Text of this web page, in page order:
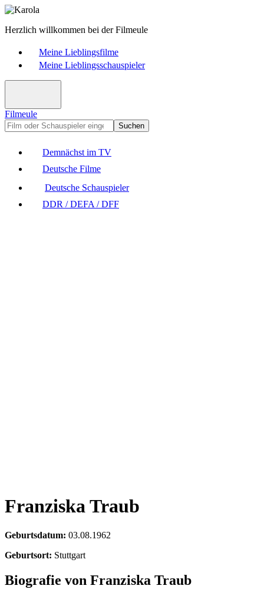
Herzlich willkommen bei der Filmeule
Meine Lieblingsfilme
Meine Lieblingsschauspieler
Filmeule
Suchen
Demnächst im TV
Deutsche Filme
Deutsche Schauspieler
DDR / DEFA / DFF
Franziska Traub
Geburtsdatum: 03.08.1962
Geburtsort: Stuttgart
Biografie von Franziska Traub